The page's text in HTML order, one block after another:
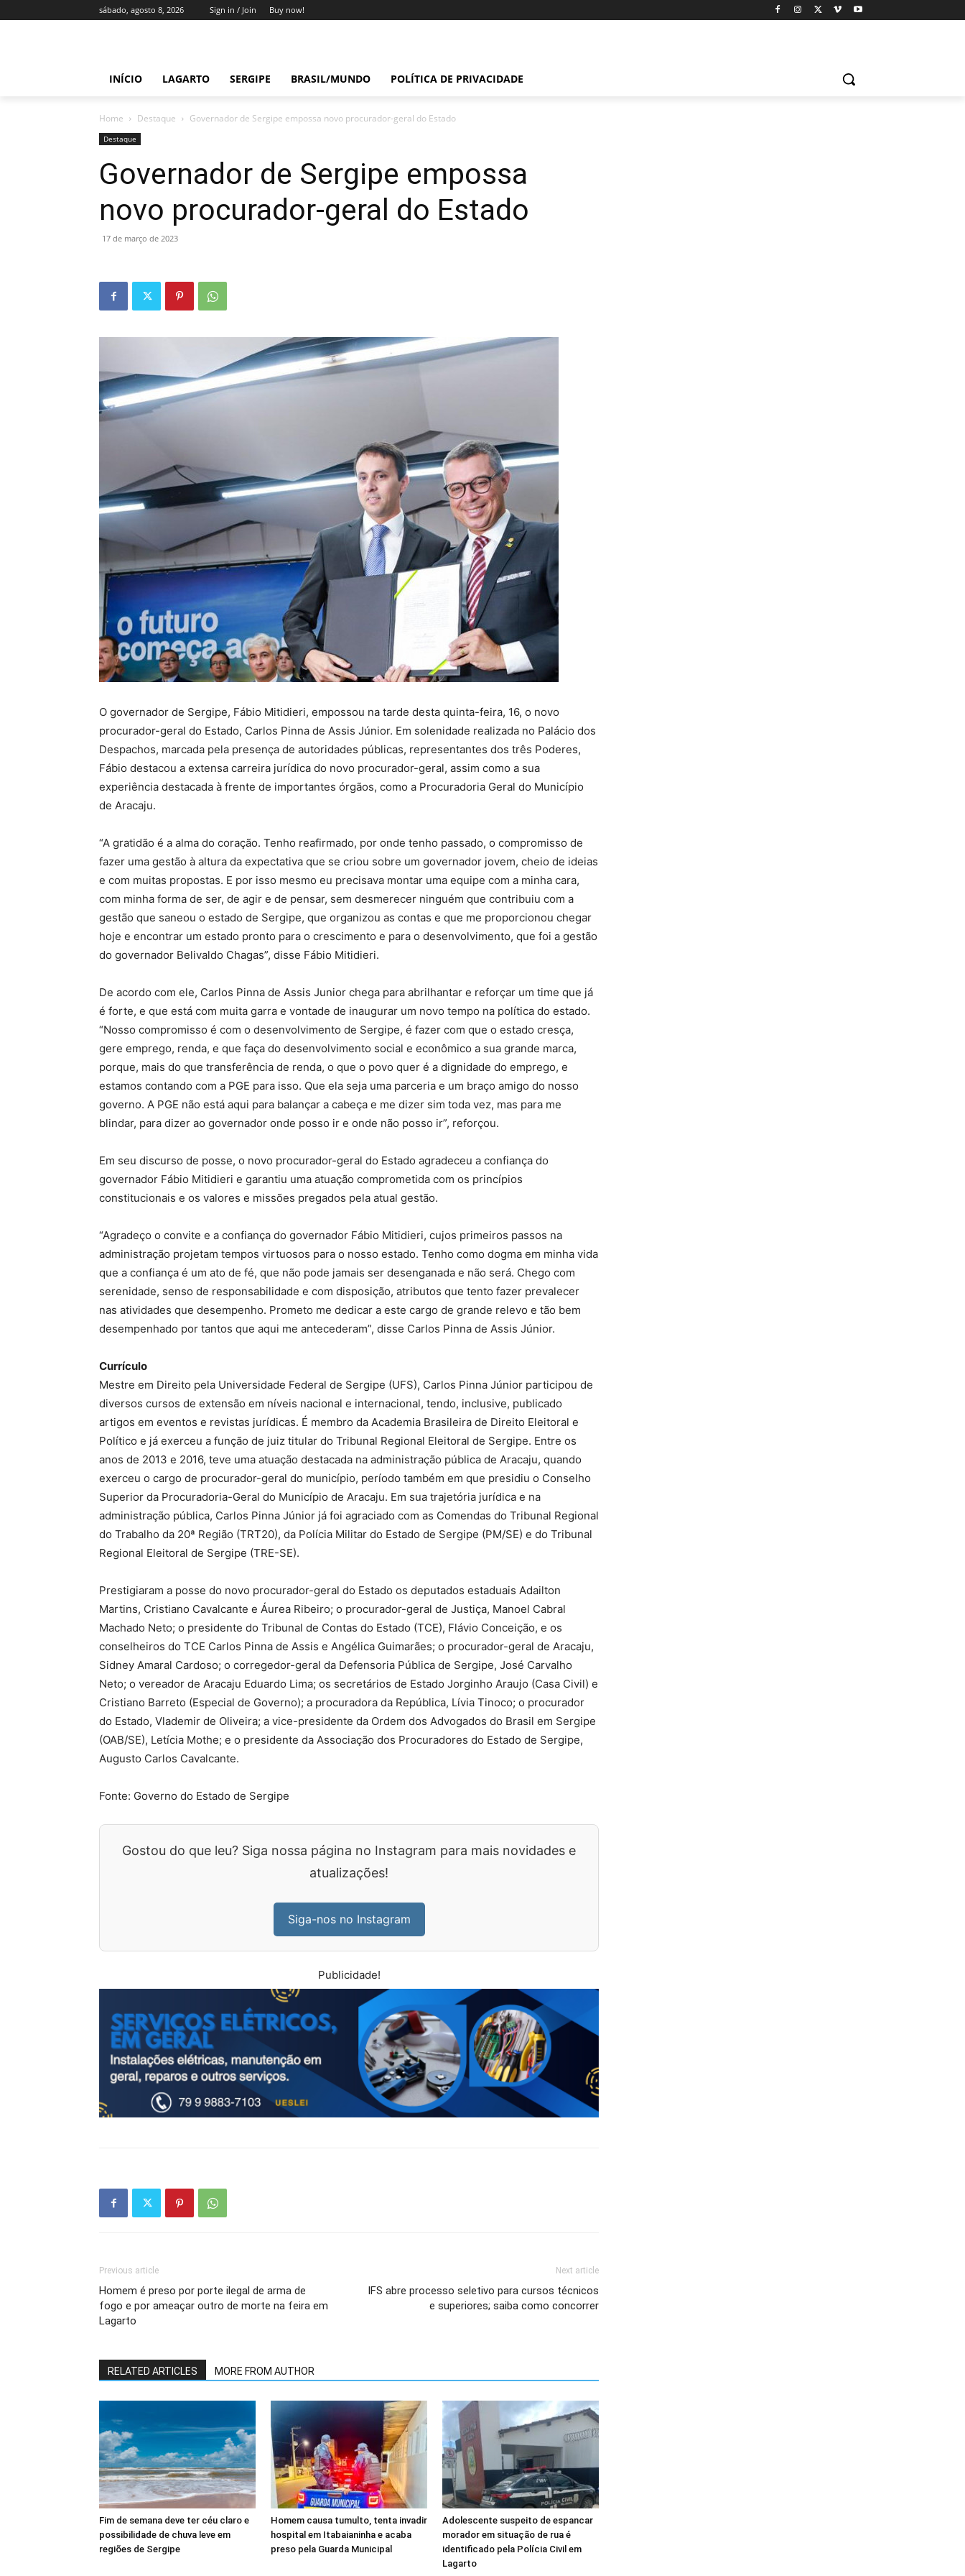
sábado, agosto 8, 2026 Sign in / Join Buy now!
INÍCIO LAGARTO SERGIPE BRASIL/MUNDO POLÍTICA DE PRIVACIDADE
Home Destaque Governador de Sergipe empossa novo procurador-geral do Estado
Destaque
Governador de Sergipe empossa
novo procurador-geral do Estado
17 de março de 2023
O governador de Sergipe, Fábio Mitidieri, empossou na tarde desta quinta-feira, 16, o novo
procurador-geral do Estado, Carlos Pinna de Assis Júnior. Em solenidade realizada no Palácio dos
Despachos, marcada pela presença de autoridades públicas, representantes dos três Poderes,
Fábio destacou a extensa carreira jurídica do novo procurador-geral, assim como a sua
experiência destacada à frente de importantes órgãos, como a Procuradoria Geral do Município
de Aracaju.
“A gratidão é a alma do coração. Tenho reafirmado, por onde tenho passado, o compromisso de
fazer uma gestão à altura da expectativa que se criou sobre um governador jovem, cheio de ideias
e com muitas propostas. E por isso mesmo eu precisava montar uma equipe com a minha cara,
com minha forma de ser, de agir e de pensar, sem desmerecer ninguém que contribuiu com a
gestão que saneou o estado de Sergipe, que organizou as contas e que me proporcionou chegar
hoje e encontrar um estado pronto para o crescimento e para o desenvolvimento, que foi a gestão
do governador Belivaldo Chagas”, disse Fábio Mitidieri.
De acordo com ele, Carlos Pinna de Assis Junior chega para abrilhantar e reforçar um time que já
é forte, e que está com muita garra e vontade de inaugurar um novo tempo na política do estado.
“Nosso compromisso é com o desenvolvimento de Sergipe, é fazer com que o estado cresça,
gere emprego, renda, e que faça do desenvolvimento social e econômico a sua grande marca,
porque, mais do que transferência de renda, o que o povo quer é a dignidade do emprego, e
estamos contando com a PGE para isso. Que ela seja uma parceria e um braço amigo do nosso
governo. A PGE não está aqui para balançar a cabeça e me dizer sim toda vez, mas para me
blindar, para dizer ao governador onde posso ir e onde não posso ir”, reforçou.
Em seu discurso de posse, o novo procurador-geral do Estado agradeceu a confiança do
governador Fábio Mitidieri e garantiu uma atuação comprometida com os princípios
constitucionais e os valores e missões pregados pela atual gestão.
“Agradeço o convite e a confiança do governador Fábio Mitidieri, cujos primeiros passos na
administração projetam tempos virtuosos para o nosso estado. Tenho como dogma em minha vida
que a confiança é um ato de fé, que não pode jamais ser desenganada e não será. Chego com
serenidade, senso de responsabilidade e com disposição, atributos que tento fazer prevalecer
nas atividades que desempenho. Prometo me dedicar a este cargo de grande relevo e tão bem
desempenhado por tantos que aqui me antecederam”, disse Carlos Pinna de Assis Júnior.
Currículo
Mestre em Direito pela Universidade Federal de Sergipe (UFS), Carlos Pinna Júnior participou de
diversos cursos de extensão em níveis nacional e internacional, tendo, inclusive, publicado
artigos em eventos e revistas jurídicas. É membro da Academia Brasileira de Direito Eleitoral e
Político e já exerceu a função de juiz titular do Tribunal Regional Eleitoral de Sergipe. Entre os
anos de 2013 e 2016, teve uma atuação destacada na administração pública de Aracaju, quando
exerceu o cargo de procurador-geral do município, período também em que presidiu o Conselho
Superior da Procuradoria-Geral do Município de Aracaju. Em sua trajetória jurídica e na
administração pública, Carlos Pinna Júnior já foi agraciado com as Comendas do Tribunal Regional
do Trabalho da 20ª Região (TRT20), da Polícia Militar do Estado de Sergipe (PM/SE) e do Tribunal
Regional Eleitoral de Sergipe (TRE-SE).
Prestigiaram a posse do novo procurador-geral do Estado os deputados estaduais Adailton
Martins, Cristiano Cavalcante e Áurea Ribeiro; o procurador-geral de Justiça, Manoel Cabral
Machado Neto; o presidente do Tribunal de Contas do Estado (TCE), Flávio Conceição, e os
conselheiros do TCE Carlos Pinna de Assis e Angélica Guimarães; o procurador-geral de Aracaju,
Sidney Amaral Cardoso; o corregedor-geral da Defensoria Pública de Sergipe, José Carvalho
Neto; o vereador de Aracaju Eduardo Lima; os secretários de Estado Jorginho Araujo (Casa Civil) e
Cristiano Barreto (Especial de Governo); a procuradora da República, Lívia Tinoco; o procurador
do Estado, Vlademir de Oliveira; a vice-presidente da Ordem dos Advogados do Brasil em Sergipe
(OAB/SE), Letícia Mothe; e o presidente da Associação dos Procuradores do Estado de Sergipe,
Augusto Carlos Cavalcante.
Fonte: Governo do Estado de Sergipe
Gostou do que leu? Siga nossa página no Instagram para mais novidades e
atualizações!
Siga-nos no Instagram
Publicidade!
Previous article
Homem é preso por porte ilegal de arma de
fogo e por ameaçar outro de morte na feira em
Lagarto
Next article
IFS abre processo seletivo para cursos técnicos
e superiores; saiba como concorrer
RELATED ARTICLES MORE FROM AUTHOR
Fim de semana deve ter céu claro e
possibilidade de chuva leve em
regiões de Sergipe
Homem causa tumulto, tenta invadir
hospital em Itabaianinha e acaba
preso pela Guarda Municipal
Adolescente suspeito de espancar
morador em situação de rua é
identificado pela Polícia Civil em
Lagarto